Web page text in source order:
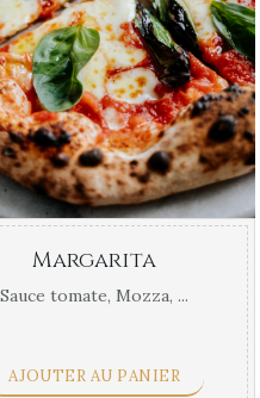
Margarita
Sauce tomate, Mozza, ...
AJOUTER AU PANIER